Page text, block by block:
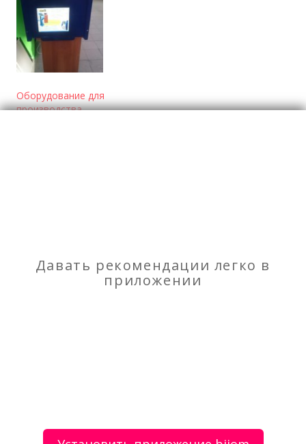
Оборудование для
производства
Давать рекомендации легко в
приложении